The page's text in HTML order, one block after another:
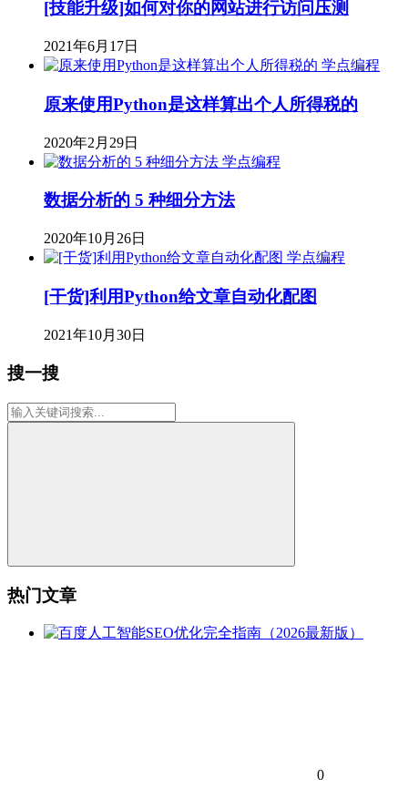
[技能升级]如何对你的网站进行访问压测
2021年6月17日
学点编程
原来使用Python是这样算出个人所得税的
2020年2月29日
学点编程
数据分析的 5 种细分方法
2020年10月26日
学点编程
[干货]利用Python给文章自动化配图
2021年10月30日
搜一搜
热门文章
0